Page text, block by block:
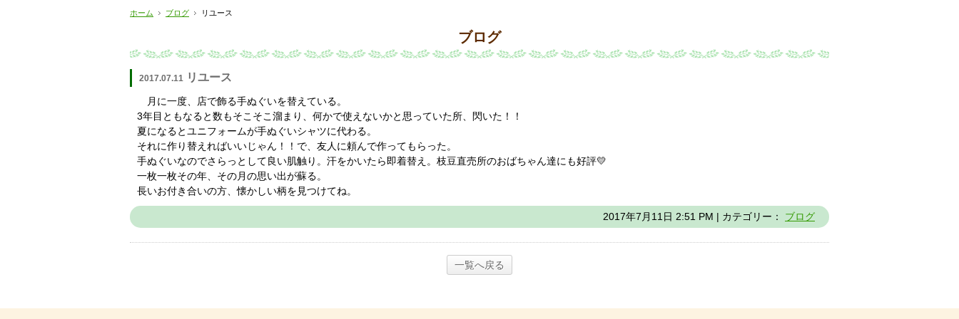
ホーム ブログ リユース
ブログ
2017.07.11 リユース
月に一度、店で飾る手ぬぐいを替えている。
3年目ともなると数もそこそこ溜まり、何かで使えないかと思っていた所、閃いた！！
夏になるとユニフォームが手ぬぐいシャツに代わる。
それに作り替えればいいじゃん！！で、友人に頼んで作ってもらった。
手ぬぐいなのでさらっとして良い肌触り。汗をかいたら即着替え。枝豆直売所のおばちゃん達にも好評💛
一枚一枚その年、その月の思い出が蘇る。
長いお付き合いの方、懐かしい柄を見つけてね。
2017年7月11日 2:51 PM | カテゴリー： ブログ
一覧へ戻る